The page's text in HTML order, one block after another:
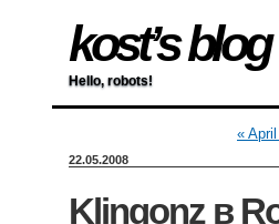
kost’s blog
Hello, robots!
«
22.05.2008
Klingonz в